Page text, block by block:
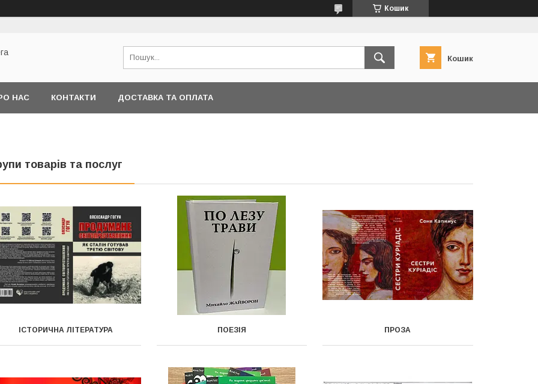
Кошик
Кошик
НАС КОНТАКТИ ДОСТАВКА ТА ОПЛАТА
товарів та послуг
ІСТОРИЧНА ЛІТЕРАТУРА ПОЕЗІЯ ПРОЗА